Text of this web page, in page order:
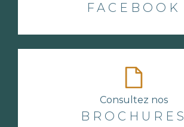
FACEBOOK
Consultez nos
BROCHURES